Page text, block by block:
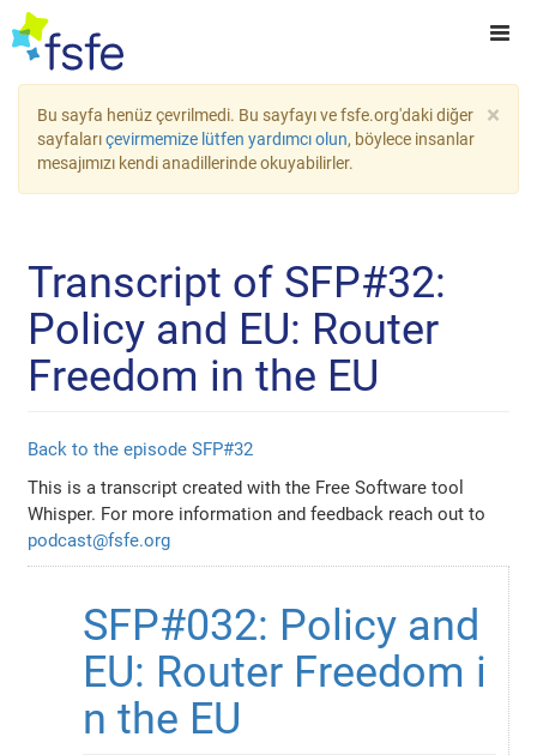
×
Bu sayfa henüz çevrilmedi. Bu sayfayı ve fsfe.org'daki diğer
sayfalarıçevirmemize lütfen yardımcı olun, böylece insanlar
mesajımızı kendi anadillerinde okuyabilirler.
Transcript of SFP#32:
Policy and EU: Router
Freedom in the EU
Back to the episode SFP#32
This is a transcript created with the Free Software tool
Whisper. For more information and feedback reach out to
podcast@fsfe.org
SFP#032: Policy and
EU: Router Freedom i
n the EU